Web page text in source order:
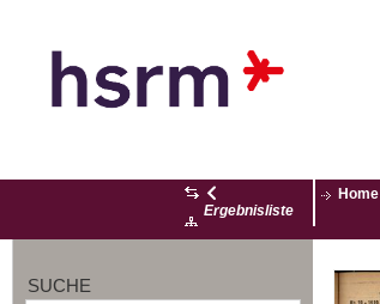
Ergebnisliste
Home
SUCHE